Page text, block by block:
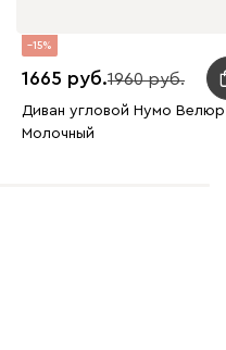
15
1665 1960
Диван угловой Нумо Велюр
Молочный